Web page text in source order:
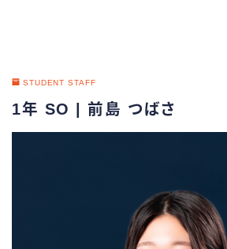
STUDENT STAFF
1年 SO | 前島 つばさ